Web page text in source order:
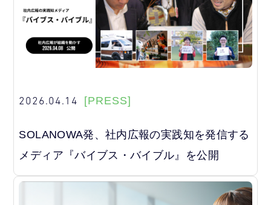
2026.04.14 [PRESS]
SOLANOWA発、社内広報の実践知を発信する
メディア『バイブス・バイブル』を公開